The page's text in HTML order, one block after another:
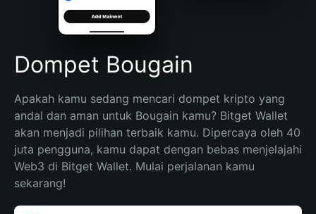
Português (Brasil)
Español (Argentina)
Dompet Bougain
Apakah kamu sedang mencari dompet kripto yang
andal dan aman untuk Bougain kamu? Bitget Wallet
akan menjadi pilihan terbaik kamu. Dipercaya oleh 40
juta pengguna, kamu dapat dengan bebas menjelajahi
Web3 di Bitget Wallet. Mulai perjalanan kamu
sekarang!